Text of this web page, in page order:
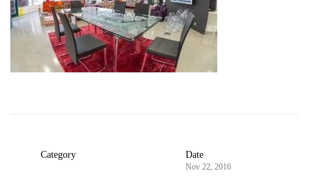
Category Date
Nov 22, 2016